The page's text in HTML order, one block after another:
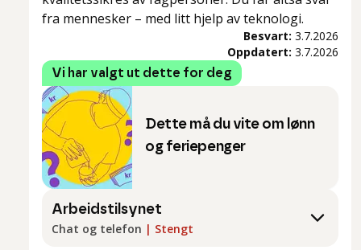
fra mennesker – med litt hjelp av teknologi.
Besvart: 3.7.2026
Oppdatert: 3.7.2026
Vi har valgt ut dette for deg
Dette må du vite om lønn
og feriepenger
Arbeidstilsynet
Chat og telefon | Stengt